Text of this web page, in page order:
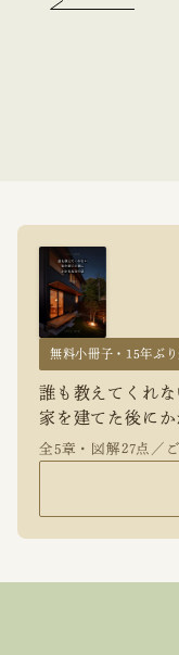
無料小冊子・15年ぶ
誰も教えてくれな
家を建てた後に
全5章・図解27点／